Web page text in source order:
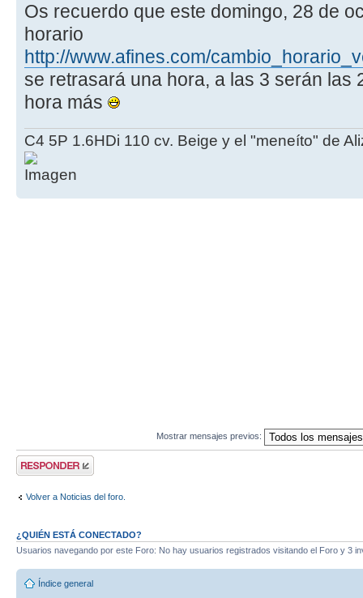
Os recuerdo que este domingo, 28 de
horario
http://www.afines.com/
se retrasará una hora, a las 3 serán las
hora más
C4 5P 1.6HDi 110 cv. Beige y el "meneíto" de
Mostrar mensajes previos:
Publicar una
respuesta
Volver a Noticias del foro.
¿QUIÉN ESTÁ CONECTADO?
Usuarios navegando por este Foro: No hay usuarios registrados visitando el Foro y 3
Índice general